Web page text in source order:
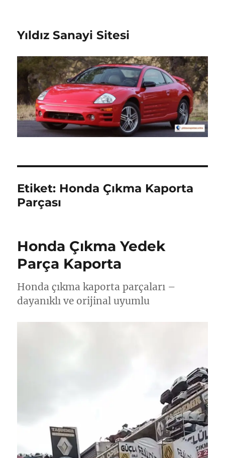
Yıldız Sanayi Sitesi
Etiket: Honda Çıkma Kaporta
Parçası
Honda Çıkma Yedek
Parça Kaporta
Honda çıkma kaporta parçaları –
dayanıklı ve orijinal uyumlu